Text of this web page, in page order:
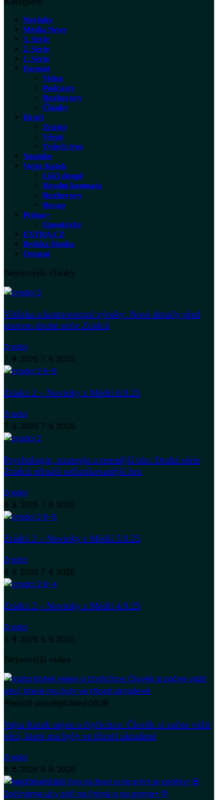
Novinky
Média News
3. Série
2. Série
1. Série
Formát
Videa
Podcasty
Rozhovory
Články
Hráči
Zrádci
Věrní
Tvůrčí tým
Youtube
Vojta Kotek
Liščí doupě
Hradní komnata
Rozhovory
Recap
Prima+
Upoutávky
EXTRA.CZ
Brdská Houba
Ostatní
Nejnovější články
Vítězka a kontroverzní výroky: Nové detaily před
startem druhé série Zrádců
Zradci
7. 9. 2025 7. 9. 2025
Zrádci 2 – Novinky z Médií 6.9.25
Zradci
7. 9. 2025 7. 9. 2025
Psychologie, strategie a temnější tón: Druhá série
Zrádců přináší sofistikovanější hru
Zradci
6. 9. 2025 7. 9. 2025
Zrádci 2 – Novinky z Médií 5.9.25
Zradci
6. 9. 2025 7. 9. 2025
Zrádci 2 – Novinky z Médií 4.9.25
Zradci
5. 9. 2025 5. 9. 2025
Nejnovější videa
Přehrát pozdějiAdded 06:26
Vojta Kotek nejen o čtyřicítce: Člověk si začne vážit
věcí, které mu byly ve třiceti ukradené
Zradci
8. 8. 2026 9. 8. 2026